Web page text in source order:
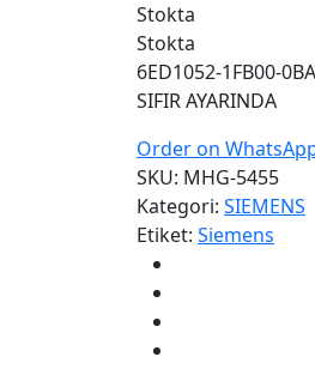
Stokta
Stokta
6ED1052-1FB00-
SIFIR AYARINDA
Order on
SKU: MHG-5455
Kategori: SIEMENS
Etiket: Siemens